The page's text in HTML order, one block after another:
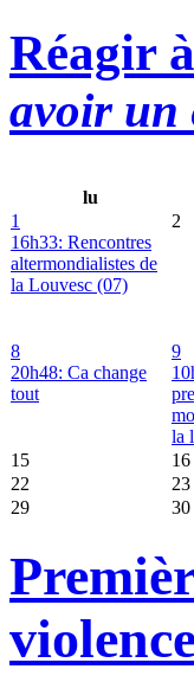
Réagir
avoir un
lu
1
16h33: Rencontres
altermondialistes de
la Louvesc (07)
2
8
20h48: Ca change
tout
9
la
15 16
22
23
29
30